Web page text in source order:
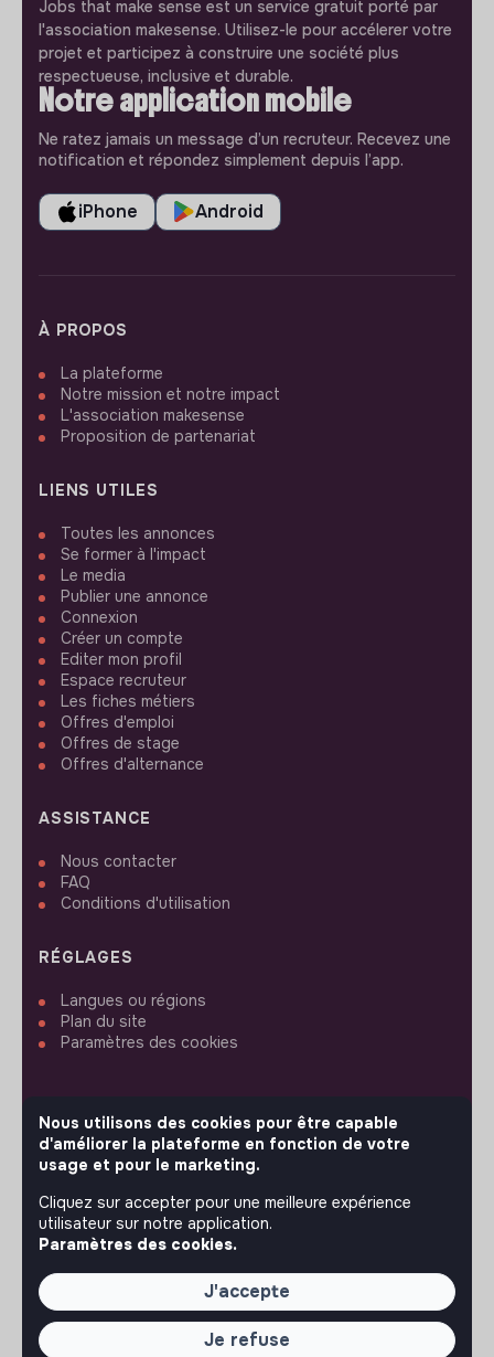
Jobs that make sense est un service gratuit porté par
l'association makesense. Utilisez-le pour accélerer votre
projet et participez à construire une société plus
respectueuse, inclusive et durable.
Notre application mobile
Ne ratez jamais un message d’un recruteur. Recevez une
notification et répondez simplement depuis l’app.
iPhone Android
À PROPOS
La plateforme
Notre mission et notre impact
L'association makesense
Proposition de partenariat
LIENS UTILES
Toutes les annonces
Se former à l'impact
Le media
Publier une annonce
Connexion
Créer un compte
Editer mon profil
Espace recruteur
Les fiches métiers
Offres d'emploi
Offres de stage
Offres d'alternance
ASSISTANCE
Nous contacter
FAQ
Conditions d'utilisation
RÉGLAGES
Langues ou régions
Plan du site
Paramètres des cookies
SUIVEZ-NOUS
© 2026 jobs that makesense.
Nous utilisons des cookies pour être capable
d'améliorer la plateforme en fonction de votre
usage et pour le marketing.
Cliquez sur accepter pour une meilleure expérience
utilisateur sur notre application.
Paramètres des cookies.
J'accepte
Je refuse